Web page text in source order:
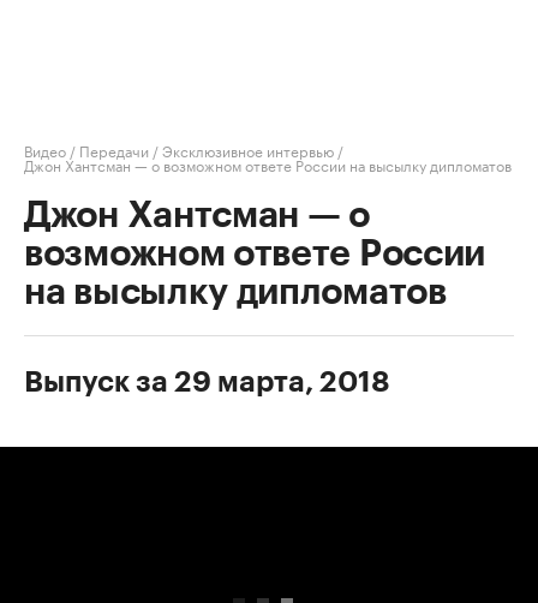
Видео / Передачи /Эксклюзивное интервью /
Джон Хантсман — о возможном ответе России на высылку дипломатов
Джон Хантсман — о
возможном ответе России
на высылку дипломатов
Выпуск за 29 марта, 2018